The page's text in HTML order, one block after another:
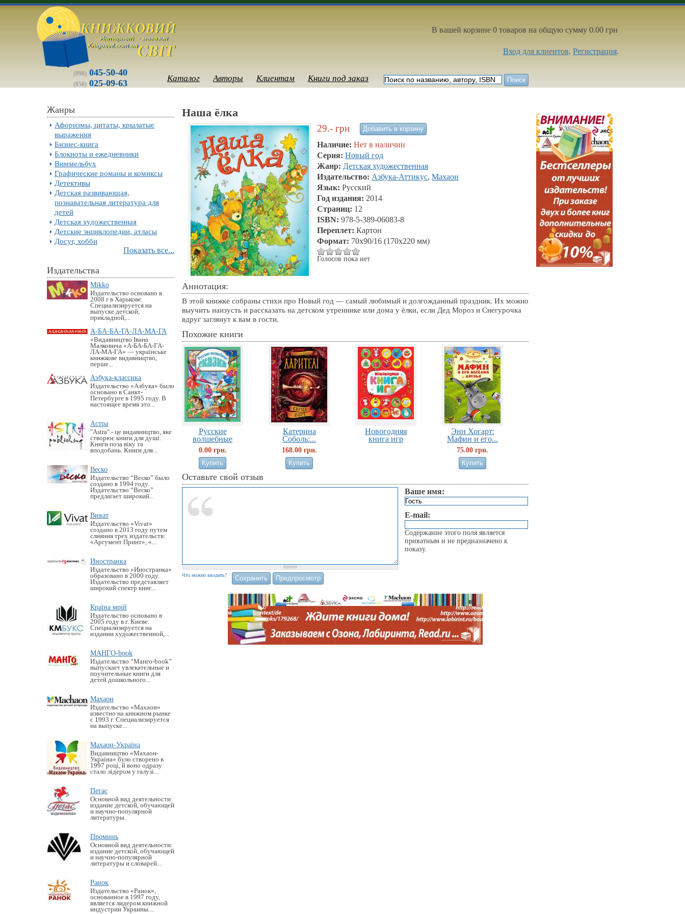
Вход для клиентов. Регистрация.
(098) 045-50-40
(050) 025-09-63
В вашей корзине 0 товаров на общую сумму 0.00 грн
Каталог Авторы Клиентам Книги под заказ
Жанры
Афоризмы, цитаты, крылатые
выражения
Бизнес-книга
Блокноты и ежедневники
Виммельбух
Графические романы и комиксы
Детективы
Детская развивающая,
познавательная литература для
детей
Детская художественная
Детские энциклопедии, атласы
Досуг, хобби
Показать все...
Издательства
Mikko
Издательство основано в
2008 г в Харькове.
Специализируется на
выпуске детской,
прикладной,...
А-БА-БА-ГА-ЛА-МА-ГА
«Видавництво Івана
Малковича «А-БА-БА-ГА-
ЛА-МА-ГА» — українське
книжкове видавництво,
перше...
Азбука-классика
Издательство «Азбука» было
основано в Санкт-
Петербурге в 1995 году. В
настоящее время это...
Астра
"Astra" - це видавництво, яке
створює книги для душі.
Книги поза віку та
вподобань. Книги для...
Веско
Издательство “Веско” было
создано в 1994 году.
Издательство “Веско”
предлагает широкий...
Виват
Издательство «Vivat»
создано в 2013 году путем
слияния трех издательств:
«Аргумент Принт», «...
Иностранка
Издательство «Иностранка»
образовано в 2000 году.
Издательство представляет
широкий спектр книг...
Країна мрій
Издательство основано в
2005 году в г. Киеве.
Специализируется на
издании художественной,...
МАНГО-book
Издательство “Манго-book”
выпускает увлекательные и
поучительные книги для
детей дошкольного...
Махаон
Издательство «Махаон»
известно на книжном рынке
с 1993 г. Специализируется
на выпуске...
Махаон-Україна
Видавництво «Махаон-
Україна» було створено в
1997 році, й воно одразу
стало лідером у галузі...
Пегас
Основной вид деятельности:
издание детской, обучающей
и научно-популярной
литературы.
Проминь
Основной вид деятельности:
издание детской, обучающей
и научно-популярной
литературы и словарей...
Ранок
Издательство «Ранок»,
основанное в 1997 году,
является лидером книжной
индустрии Украины....
Наша ёлка
29.- грн
Наличие: Нет в наличии
Серия: Новый год
Жанр: Детская художественная
Издательство: Азбука-Аттикус, Махаон
Язык: Русский
Год издания: 2014
Страниц: 12
ISBN: 978-5-389-06083-8
Переплет: Картон
Формат: 70x90/16 (170х220 мм)
Голосов пока нет
Аннотация:
В этой книжке собраны стихи про Новый год — самый любимый и долгожданный праздник. Их можно
выучить наизусть и рассказать на детском утреннике или дома у ёлки, если Дед Мороз и Снегурочка
вдруг заглянут к вам в гости.
Похожие книги
Русские
волшебные
сказки
0.00 грн.
Катерина
Соболь:...
168.00 грн.
Новогодняя
книга игр
Энн Хогарт:
Мафин и его...
75.00 грн.
Оставьте свой отзыв
Ваше имя:
E-mail:
Содержание этого поля является
приватным и не предназначено к
показу.
Что можно вводить?